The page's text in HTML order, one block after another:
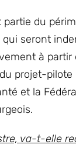
du
seront
à partir
projet-
et la
va-t-elle